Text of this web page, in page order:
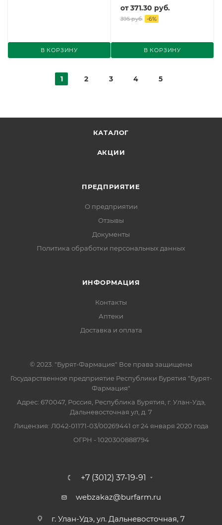
В КОРЗИНУ
от371.30 руб.
395 руб. -6%
В КОРЗИНУ
1 2 3 4 5
КАТАЛОГ
АКЦИИ
ПРЕДПРИЯТИЕ
О предприятии
Отзывы
Документы
Политика обработки персональных данных
ИНФОРМАЦИЯ
Контакты
Аптеки
Доставка и оплата
© 2023. "Бурят-Фармация" Все права защищены
Государственное предприятие Республики Бурятия "Бурят-
Фармация"
Адрес: 670047, Россия, Республика Бурятия, г. Улан-Удэ,
Дальневосточная ул, д. 7
Лицензия: Л042-01171-03/00269441 от 24 января 2020 года
ОГРН - 1020300888794
+7 (3012) 37-19-91
webzakaz@burfarm.ru
г. Улан-Удэ, ул. Дальневосточная, 7